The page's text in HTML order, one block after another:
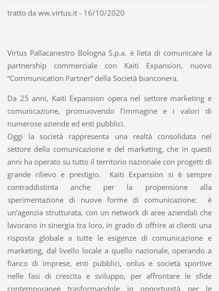
tratto da ww.virtus.it - 16/10/2020
Virtus Pallacanestro Bologna S.p.a. è lieta di comunicare la
partnership commerciale con Kaiti Expansion, nuovo
“Communication Partner” della Società bianconera.
Da 25 anni, Kaiti Expansion opera nel settore marketing e
comunicazione, promuovendo l’immagine e i valori di
numerose aziende ed enti pubblici.
Oggi la società rappresenta una realtà consolidata nel
settore della comunicazione e del marketing, che in questi
anni ha operato su tutto il territorio nazionale con progetti di
grande rilievo e prestigio. Kaiti Expansion si è sempre
contraddistinta anche per la propensione alla
sperimentazione di nuove forme di comunicazione: è
un’agenzia strutturata, con un network di aree aziendali che
lavorano in sinergia tra loro, in grado di offrire ai clienti una
risposta globale a tutte le esigenze di comunicazione e
marketing, dal livello locale a quello nazionale, operando a
fianco di imprese, enti pubblici, onlus e società sportive
nelle fasi di crescita e sviluppo, per affrontare le sfide
contemporanee trasformandole in opportunità per le